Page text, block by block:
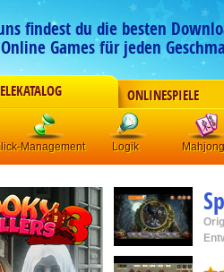
findest du die besten
Games für jeden
ONLINESPIELE
Management Logik Mahjong